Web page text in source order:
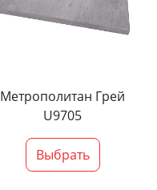
Метрополитан Грей
U9705
Выбрать